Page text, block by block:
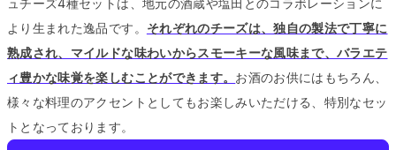
ュチーズ4種セットは、地元の酒蔵や塩田とのコラボレーションに
より生まれた逸品です。 それぞれのチーズは、独自の製法で丁寧に
熟成され、マイルドな味わいからスモーキーな風味まで、バラエテ
ィ豊かな味覚を楽しむことができます。 お酒のお供にはもちろん、
様々な料理のアクセントとしてもお楽しみいただける、特別なセッ
トとなっております。